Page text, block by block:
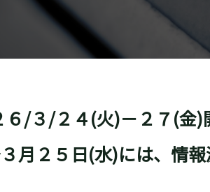
６/３/２ ４(火)－２ ７(金)
月２５日(水)には、情